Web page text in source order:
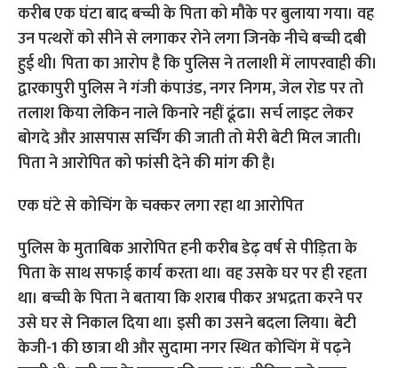
करीब एक घंटा बाद बच्ची के पिता को मौके पर बुलाया गया। वह
उन पत्थरों को सीने से लगाकर रोने लगा जिनके नीचे बच्ची दबी
हुई थी। पिता का आरोप है कि पुलिस ने तलाशी में लापरवाही की।
द्वारकापुरी पुलिस ने गंजी कंपाउंड, नगर निगम, जेल रोड पर तो
तलाश किया लेकिन नाले किनारे नहीं ढूंढा। सर्च लाइट लेकर
बोगदे और आसपास सर्चिंग की जाती तो मेरी बेटी मिल जाती।
पिता ने आरोपित को फांसी देने की मांग की है।
एक घंटे से कोचिंग के चक्कर लगा रहा था आरोपित
पुलिस के मुताबिक आरोपित हनी करीब डेढ़ वर्ष से पीड़िता के
पिता के साथ सफाई कार्य करता था। वह उसके घर पर ही रहता
था। बच्ची के पिता ने बताया कि शराब पीकर अभद्रता करने पर
उसे घर से निकाल दिया था। इसी का उसने बदला लिया। बेटी
केजी-1 की छात्रा थी और सुदामा नगर स्थित कोचिंग में पढ़ने